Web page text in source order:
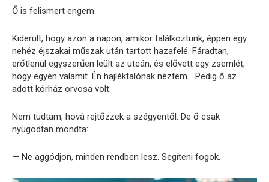
Ő is felismert engem.
Kiderült, hogy azon a napon, amikor találkoztunk, éppen egy
nehéz éjszakai műszak után tartott hazafelé. Fáradtan,
erőtlenül egyszerűen leült az utcán, és elővett egy zsemlét,
hogy egyen valamit. Én hajléktalónak néztem… Pedig ő az
adott kórház orvosa volt.
Nem tudtam, hová rejtőzzek a szégyentől. De ő csak
nyugodtan mondta:
— Ne aggódjon, minden rendben lesz. Segíteni fogok.